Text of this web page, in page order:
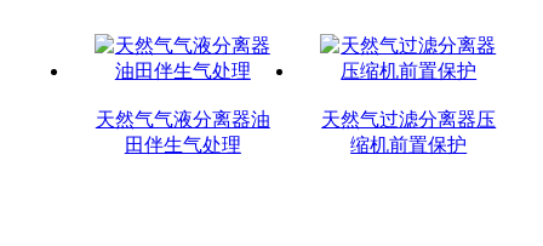
天然气气液分离器油
田伴生气处理
天然气过滤分离器压
缩机前置保护